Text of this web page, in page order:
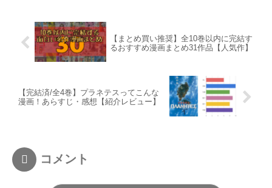
【まとめ買い推奨】全10巻以内に完結す
るおすすめ漫画まとめ31作品【人気作】
【完結済/全4巻】プラネテスってこんな
漫画！あらすじ・感想【紹介レビュー】
コメント